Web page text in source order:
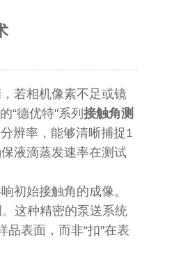
若相机像素不足或镜
“德优特"系列 接触角测
辨率，能够清晰捕捉1
液滴蒸发速率在测试
初始接触角的成像。
这种精密的泵送系统
品表面，而非“扣"在表